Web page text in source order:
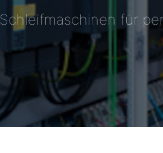
Schleifmaschinen für